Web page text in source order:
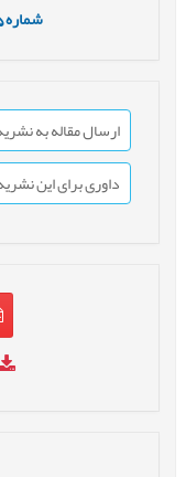
شماره25
ارسال مقاله به نشریه
داوری برای این نشریه